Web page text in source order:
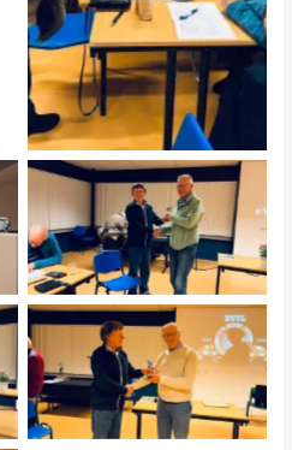
Piet won de derde prijs
Jan won de tweede prijs